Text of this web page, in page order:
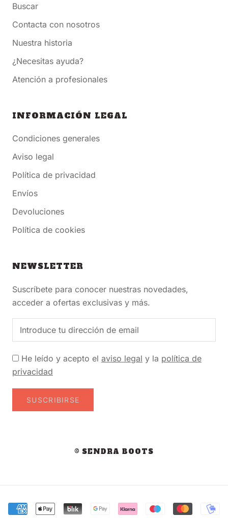
Buscar
Contacta con nosotros
Nuestra historia
¿Necesitas ayuda?
Atención a profesionales
INFORMACIÓN LEGAL
Condiciones generales
Aviso legal
Política de privacidad
Envíos
Devoluciones
Política de cookies
NEWSLETTER
Suscríbete para conocer nuestras novedades,
acceder a ofertas exclusivas y más.
He leído y acepto el aviso legal y la política de
privacidad
SUSCRIBIRSE
© SENDRA BOOTS